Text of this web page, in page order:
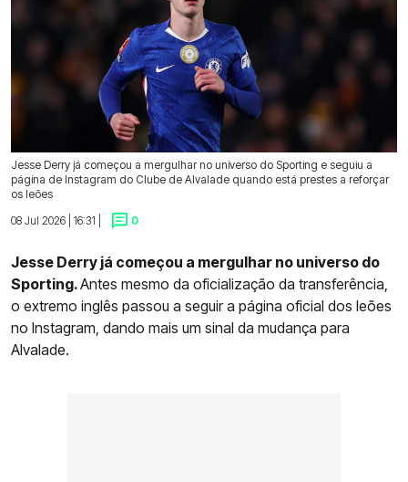
Jesse Derry já começou a mergulhar no universo do Sporting e seguiu a
página de Instagram do Clube de Alvalade quando está prestes a reforçar
os leões
08 Jul 2026 | 16:31 |
0
Jesse Derry já começou a mergulhar no universo do
Sporting.Antes mesmo da oficialização da transferência,
o extremo inglês passou a seguir a página oficial dos leões
no Instagram, dando mais um sinal da mudança para
Alvalade.